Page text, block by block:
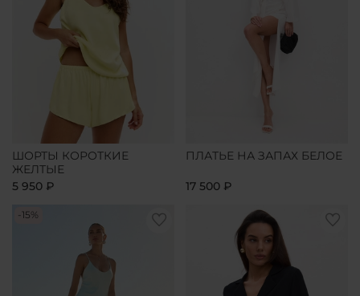
ШОРТЫ КОРОТКИЕ
ЖЕЛТЫЕ
5 950 ₽
ПЛАТЬЕ НА ЗАПАХ БЕЛОЕ
17 500 ₽
-15%